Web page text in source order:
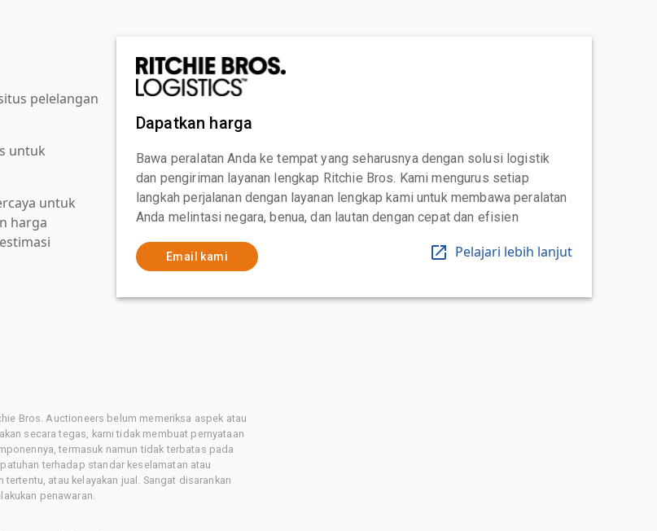
pelelangan
untuk
untuk
harga
Dapatkan harga
Bawa peralatan Anda ke tempat yang seharusnya dengan solusi logistik
dan pengiriman layanan lengkap Ritchie Bros. Kami mengurus setiap
langkah perjalanan dengan layanan lengkap kami untuk membawa peralatan
Anda melintasi negara, benua, dan lautan dengan cepat dan efisien
Email kami Pelajari lebih lanjut
Bros. Auctioneers belum memeriksa aspek atau
secara tegas, kami tidak membuat pernyataan
termasuk namun tidak terbatas pada
terhadap standar keselamatan atau
atau kelayakan jual. Sangat disarankan
penawaran.